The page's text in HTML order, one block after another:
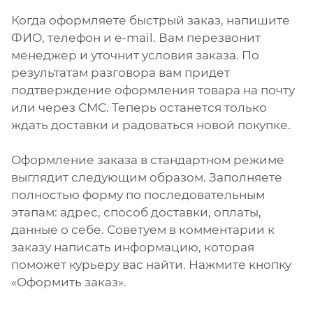
Когда оформляете быстрый заказ, напишите
ФИО, телефон и e-mail. Вам перезвонит
менеджер и уточнит условия заказа. По
результатам разговора вам придет
подтверждение оформления товара на почту
или через СМС. Теперь останется только
ждать доставки и радоваться новой покупке.
Оформление заказа в стандартном режиме
выглядит следующим образом. Заполняете
полностью форму по последовательным
этапам: адрес, способ доставки, оплаты,
данные о себе. Советуем в комментарии к
заказу написать информацию, которая
поможет курьеру вас найти. Нажмите кнопку
«Оформить заказ».